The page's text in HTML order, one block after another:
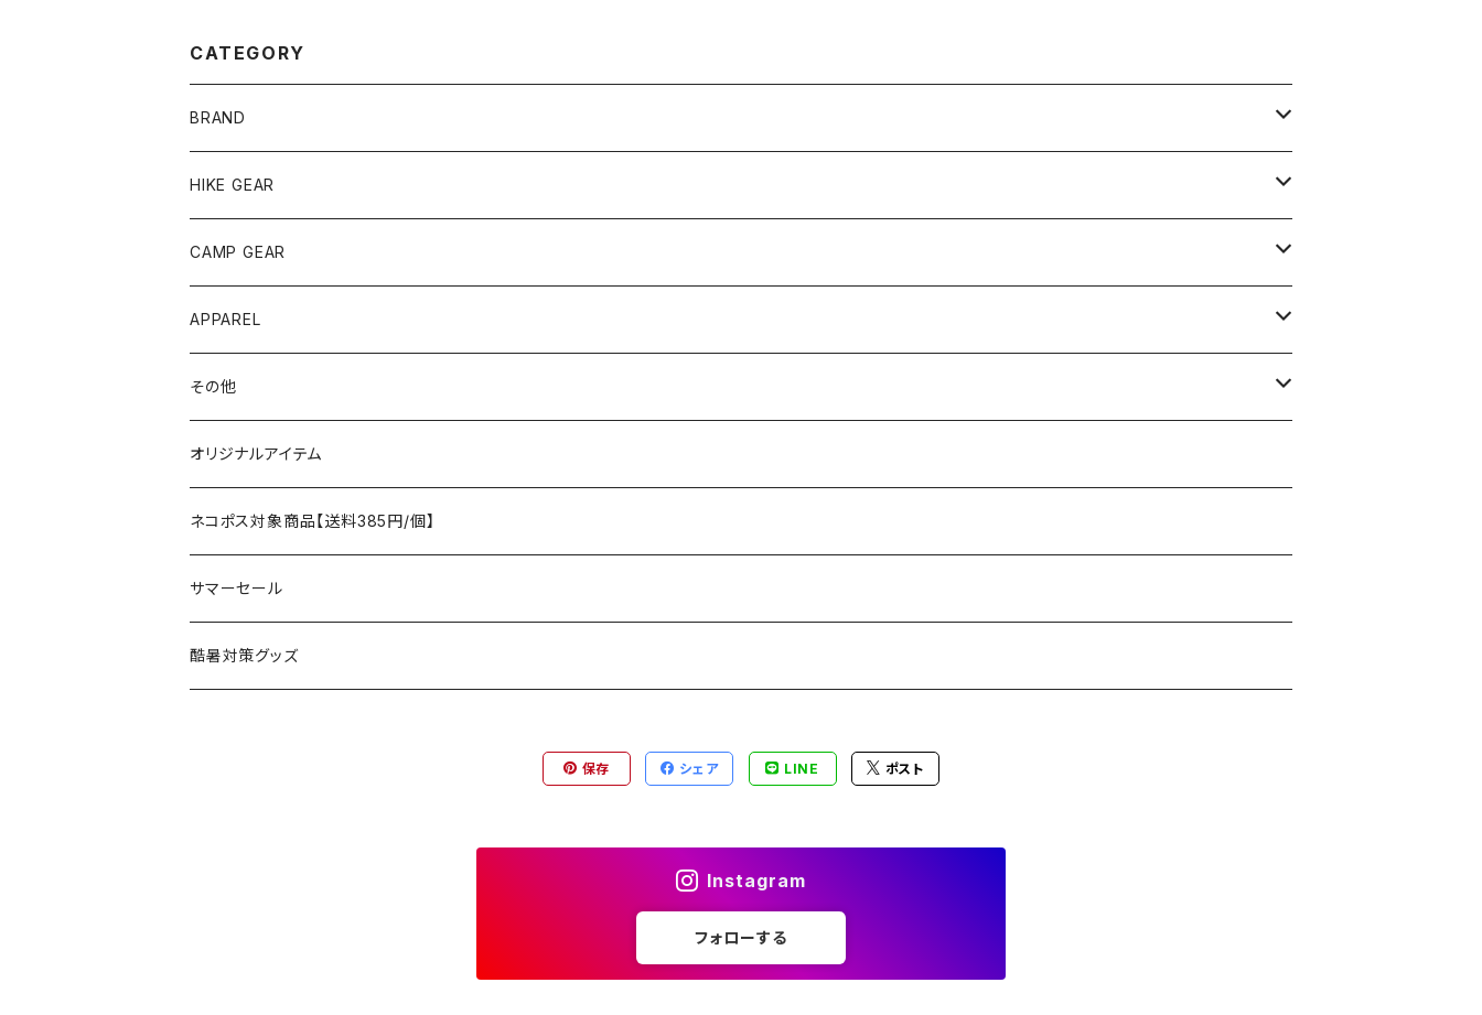
CATEGORY
BRAND
andwander
ANOBA
AO COOLERS
asobito
AS2OV
AXESQUIN
Ballistics
BEDROCK SANDALS
HIKE GEAR
テント、シェルター
バックパック
ポーチ／サコッシュ
ストレージ
パッキングアクセサリー
スリーピングギア
クッキングギア
CAMP GEAR
テント、タープ
テント、シェルター
タープ
スリーピングギア
寝袋
マット
テーブル、チェア
テーブル
チェア
ランタン、ライト
燃料ランタン
LEDライト
焚火台／薪ストーブ
焚火台
暖房器具
APPAREL
トップス
ボトムス
アンダーウェア
ハンドウェア
ヘッドギア
その他
遊び
フィッシング
ラジコン
ケア用品
雑貨
アウトレット
オリジナルアイテム
ネコポス対象商品【送料385円/個】
サマーセール
酷暑対策グッズ
保存 シェア LINE ポスト
Instagram
フォローする